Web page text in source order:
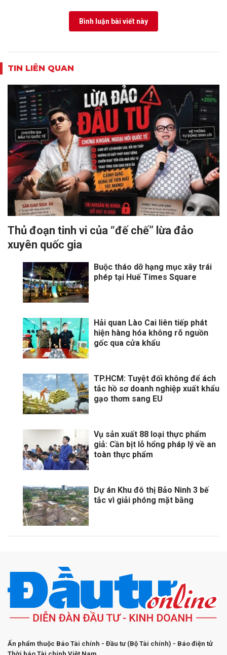
Bình luận bài viết này
TIN LIÊN QUAN
Thủ đoạn tinh vi của “đế chế” lừa đảo
xuyên quốc gia
Buộc tháo dỡ hạng mục xây trái
phép tại Huế Times Square
Hải quan Lào Cai liên tiếp phát
hiện hàng hóa không rõ nguồn
gốc qua cửa khẩu
TP.HCM: Tuyệt đối không để ách
tắc hồ sơ doanh nghiệp xuất khẩu
gạo thơm sang EU
Vụ sản xuất 88 loại thực phẩm
giả: Cần bịt lỗ hổng pháp lý về an
toàn thực phẩm
Dự án Khu đô thị Bảo Ninh 3 bế
tắc vì giải phóng mặt bằng
Ấn phẩm thuộc Báo Tài chính - Đầu tư (Bộ Tài chính) - Báo điện tử